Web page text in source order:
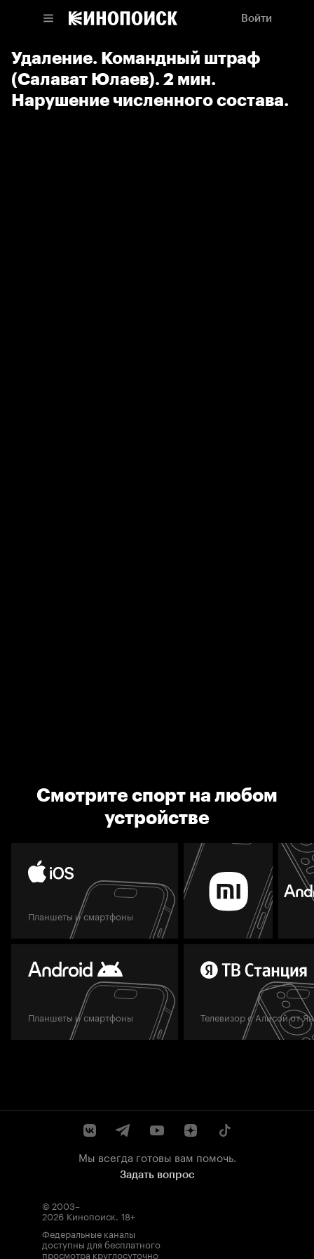
Войти
Удаление. Командный штраф
(Салават Юлаев). 2 мин.
Нарушение численного состава.
Смотрите спорт на любом
устройстве
Планшеты и смартфоны
Планшеты и смартфоны Телевизор с Алисой от
Мы всегда готовы вам помочь.
Задать вопрос
© 2003–
2026 Кинопоиск. 18+
Федеральные каналы
доступны для бесплатного
просмотра круглосуточно